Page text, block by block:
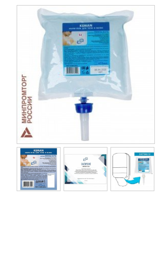
ХОББИ И ТВОРЧЕСТВО
ЭЛЕКТРОНИКА